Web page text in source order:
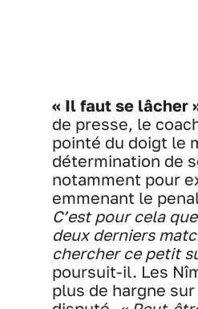
« Il faut se lâcher
de presse, le
pointé du doigt le
détermination de
notamment pour
emmenant le
C’est pour cela
deux derniers
chercher ce petit
poursuit-il. Les
plus de hargne